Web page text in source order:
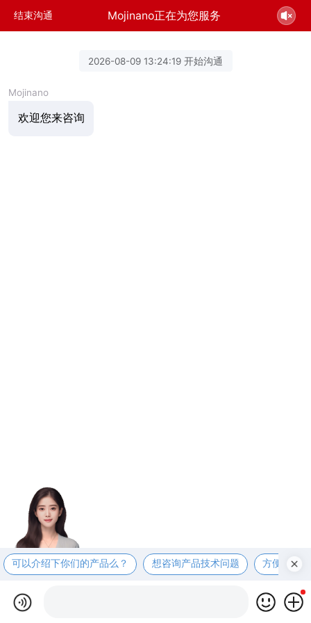
结束沟通 Mojinano正在为您服务
2026-08-09 13:24:19 开始沟通
Mojinano
欢迎您来咨询
可以介绍下你们的产品么？ 想咨询产品技术问题 方便电话